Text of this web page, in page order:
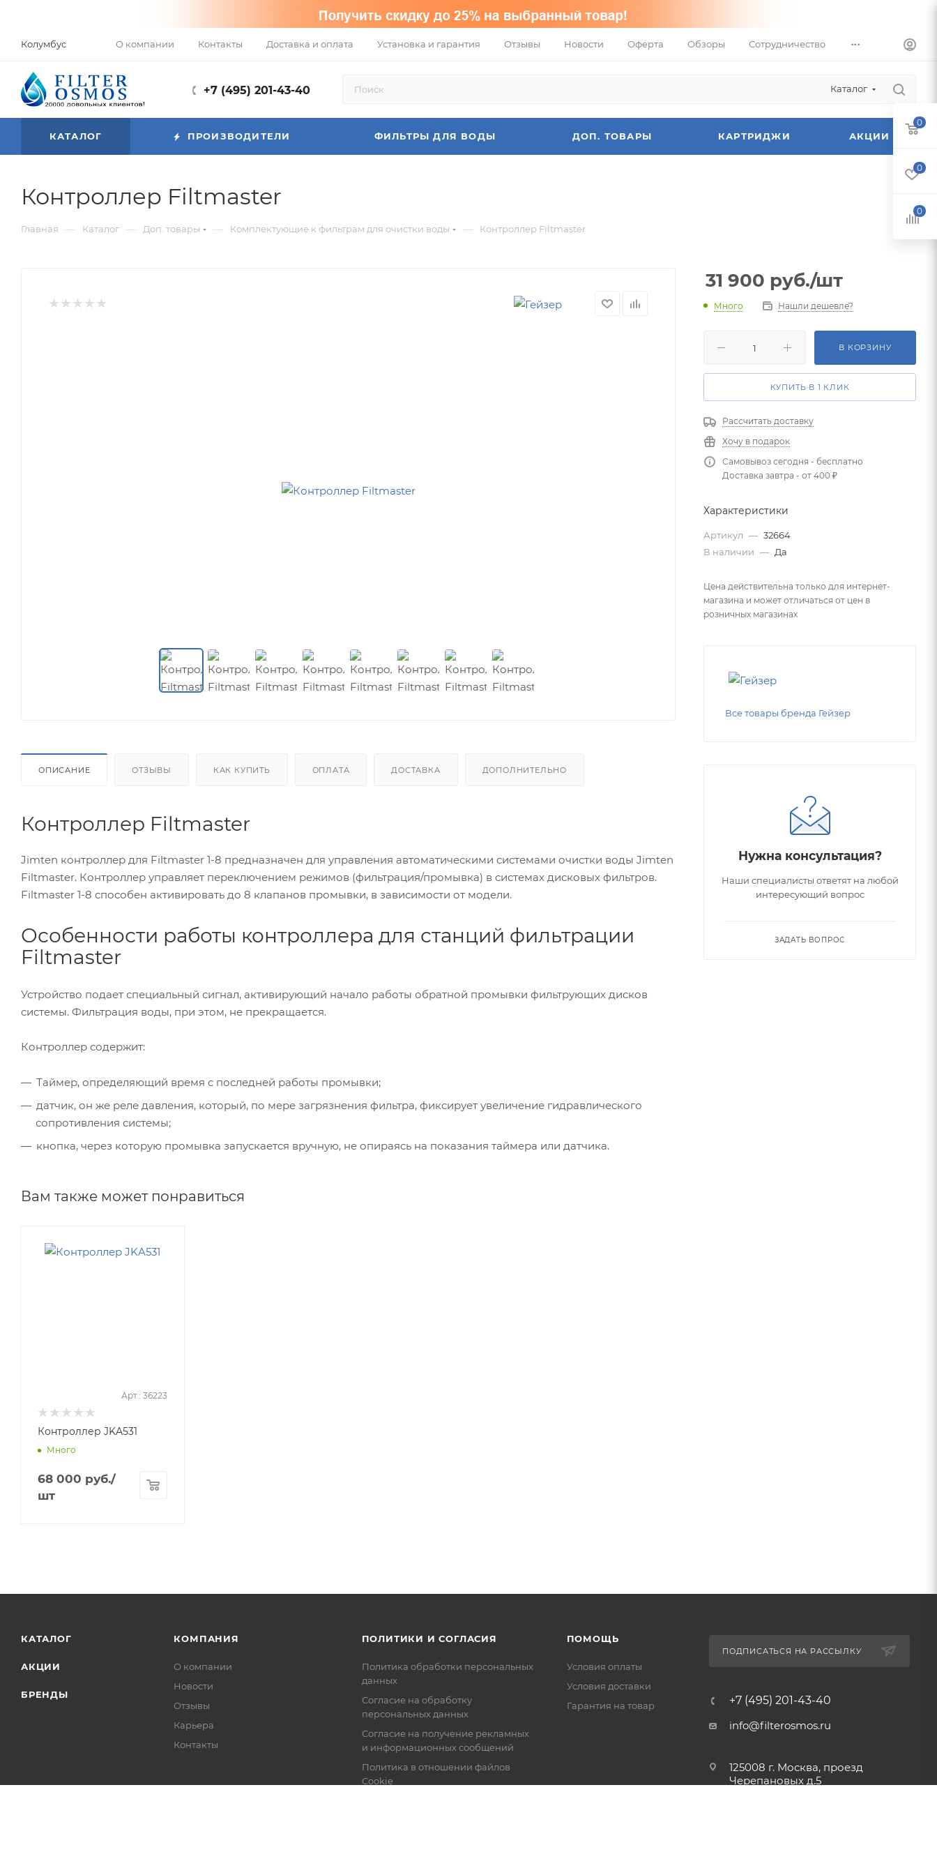
Колумбус О компании Контакты Доставка и оплата Установка и гарантия Отзывы Новости Оферта Обзоры Сотрудничество ...
+7 (495) 201-43-40 Каталог
КАТАЛОГ ПРОИЗВОДИТЕЛИ ФИЛЬТРЫ ДЛЯ ВОДЫ ДОП. ТОВАРЫ КАРТРИДЖИ АКЦИИ
Контроллер Filtmaster
Главная — Каталог — Доп. товары — Комплектующие к фильтрам для очистки воды — Контроллер Filtmaster
ОПИСАНИЕ ОТЗЫВЫ КАК КУПИТЬ ОПЛАТА ДОСТАВКА ДОПОЛНИТЕЛЬНО
Контроллер Filtmaster
Jimten контроллер для Filtmaster 1-8 предназначен для управления автоматическими системами очистки воды Jimten
Filtmaster. Контроллер управляет переключением режимов (фильтрация/промывка) в системах дисковых фильтров.
Filtmaster 1-8 способен активировать до 8 клапанов промывки, в зависимости от модели.
Особенности работы контроллера для станций фильтрации
Filtmaster
Устройство подает специальный сигнал, активирующий начало работы обратной промывки фильтрующих дисков
системы. Фильтрация воды, при этом, не прекращается.
Контроллер содержит:
Таймер, определяющий время с последней работы промывки;
датчик, он же реле давления, который, по мере загрязнения фильтра, фиксирует увеличение гидравлического
сопротивления системы;
кнопка, через которую промывка запускается вручную, не опираясь на показания таймера или датчика.
Вам также может понравиться
Арт.: 36223
Контроллер JKA531
Много
68 000 руб./
шт
31 900 руб./шт
Много Нашли дешевле?
В КОРЗИНУ
КУПИТЬ В 1 КЛИК
Рассчитать доставку
Хочу в подарок
Самовывоз сегодня - бесплатно
Доставка завтра - от 400 ₽
Характеристики
Артикул — 32664
В наличии — Да
Цена действительна только для интернет-
магазина и может отличаться от цен в
розничных магазинах
Все товары бренда Гейзер
Нужна консультация?
Наши специалисты ответят на любой
интересующий вопрос
ЗАДАТЬ ВОПРОС
КАТАЛОГ
АКЦИИ
БРЕНДЫ
КОМПАНИЯ
О компании
Новости
Отзывы
Карьера
Контакты
ПОЛИТИКИ И СОГЛАСИЯ
Политика обработки персональных
данных
Согласие на обработку
персональных данных
Согласие на получение рекламных
и информационных сообщений
Политика в отношении файлов
Cookie
ПОМОЩЬ
Условия оплаты
Условия доставки
Гарантия на товар
ПОДПИСАТЬСЯ НА РАССЫЛКУ
+7 (495) 201-43-40
info@filterosmos.ru
125008 г. Москва, проезд
Черепановых д.5
0
0
0